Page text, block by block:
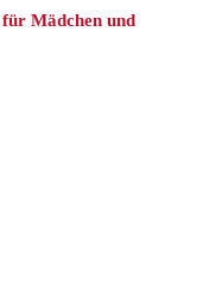
für Mädchen und